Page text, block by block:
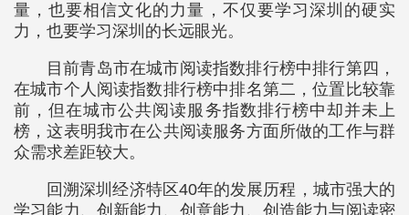
量，也要相信文化的力量，不仅要学习深圳的硬实
力，也要学习深圳的长远眼光。
目前青岛市在城市阅读指数排行榜中排行第四，
在城市个人阅读指数排行榜中排名第二，位置比较靠
前，但在城市公共阅读服务指数排行榜中却并未上
榜，这表明我市在公共阅读服务方面所做的工作与群
众需求差距较大。
回溯深圳经济特区40年的发展历程，城市强大的
学习能力、创新能力、创意能力、创造能力与阅读密